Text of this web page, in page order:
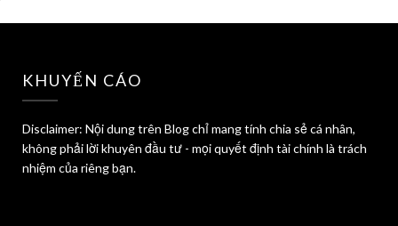
KHUYẾN CÁO
Disclaimer: Nội dung trên Blog chỉ mang tính chia sẻ cá nhân,
không phải lời khuyên đầu tư - mọi quyết định tài chính là trách
nhiệm của riêng bạn.